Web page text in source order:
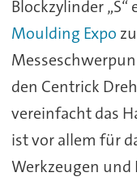
Blockzylinder
Moulding Expo
den Centrick
vereinfacht das
ist vor allem für
Werkzeugen und